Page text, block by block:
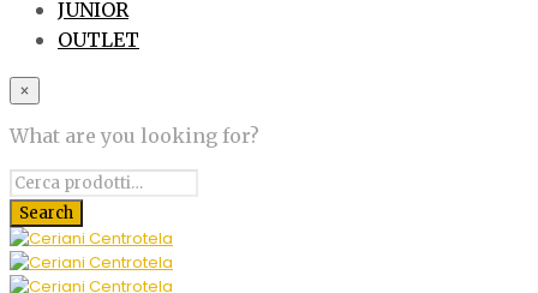
JUNIOR
OUTLET
×
What are you looking for?